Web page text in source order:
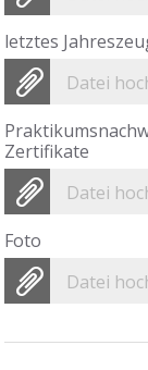
letztes
Datei
Zertifikate
Datei
Foto
Datei